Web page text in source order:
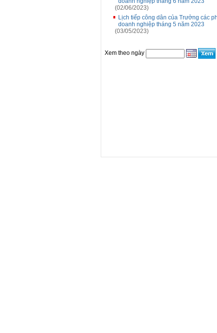
(02/06/2023)
Lịch tiếp công dân của Trưởng các
doanh nghiệp tháng 5 năm 2023
(03/05/2023)
Xem theo ngày